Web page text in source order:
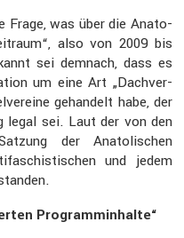
Frage, was über die Anato­
also von 2009 bis
sei demnach, dass es
um eine Art „Dachver­
gehan­delt habe, der
legal sei. Laut der von den
der Anato­li­schen
und jedem
Programm­in­halte“